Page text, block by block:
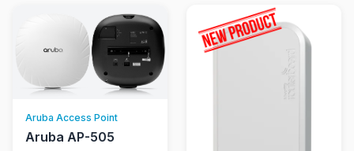
Aruba Access Point
Aruba AP-505